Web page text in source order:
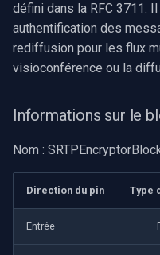
défini dans la RFC 3711.
authentification des
rediffusion pour les flux
visioconférence ou la
Informations sur le
Nom :
Direction du pin Type
Entrée